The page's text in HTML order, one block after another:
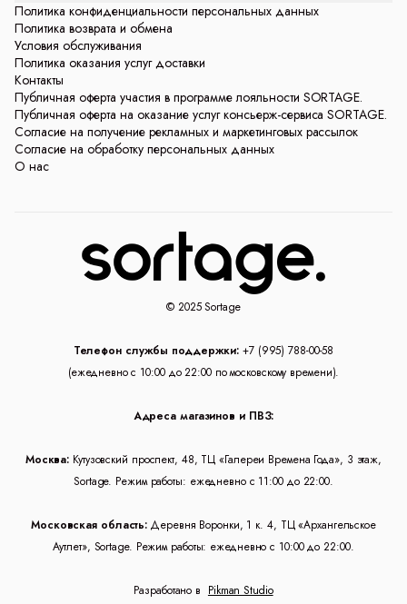
Политика конфиденциальности персональных данных
Политика возврата и обмена
Условия обслуживания
Политика оказания услуг доставки
Контакты
Публичная оферта участия в программе лояльности SORTAGE.
Публичная оферта на оказание услуг консьерж-сервиса SORTAGE.
Согласие на получение рекламных и маркетинговых рассылок
Согласие на обработку персональных данных
О нас
© 2025 Sortage
Телефон службы поддержки: +7 (995) 788-00-58
(ежедневно с 10:00 до 22:00 по московскому времени).
Адреса магазинов и ПВЗ:
Москва: Кутузовский проспект, 48, ТЦ «Галереи Времена Года», 3 этаж,
Sortage. Режим работы: ежедневно с 11:00 до 22:00.
Московская область: Деревня Воронки, 1 к. 4, ТЦ «Архангельское
Аутлет», Sortage. Режим работы: ежедневно с 10:00 до 22:00.
Разработано в Pikman Studio